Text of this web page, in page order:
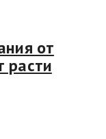
от
расти